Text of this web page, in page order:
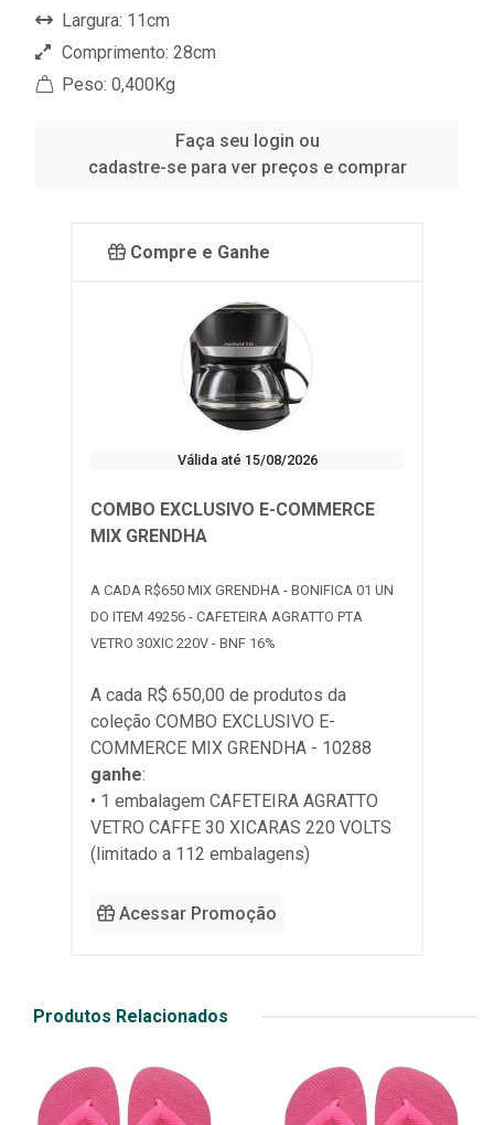
Largura: 11cm
Comprimento: 28cm
Peso: 0,400Kg
Faça seu login ou
cadastre-se para ver preços e comprar
Compre e Ganhe
Válida até 15/08/2026
COMBO EXCLUSIVO E-COMMERCE
MIX GRENDHA
A CADA R$650 MIX GRENDHA - BONIFICA 01 UN
DO ITEM 49256 - CAFETEIRA AGRATTO PTA
VETRO 30XIC 220V - BNF 16%
A cada R$ 650,00 de produtos da
coleção COMBO EXCLUSIVO E-
COMMERCE MIX GRENDHA - 10288
ganhe:
• 1 embalagem CAFETEIRA AGRATTO
VETRO CAFFE 30 XICARAS 220 VOLTS
(limitado a 112 embalagens)
Acessar Promoção
Produtos Relacionados